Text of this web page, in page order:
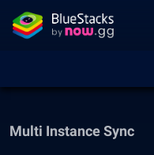
Multi Instance Sync